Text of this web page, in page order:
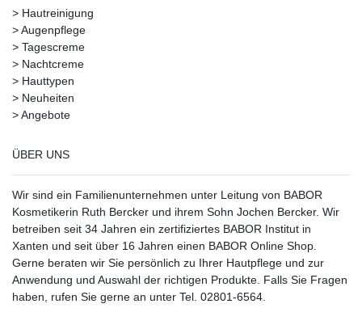
> Hautreinigung
>Augenpflege
> Tagescreme
> Nachtcreme
> Hauttypen
> Neuheiten
>Angebote
ÜBER UNS
Wir sind ein Familienunternehmen unter Leitung von BABOR
Kosmetikerin Ruth Bercker und ihrem Sohn Jochen Bercker. Wir
betreiben seit 34 Jahren ein zertifiziertes BABOR Institut in
Xanten und seit über 16 Jahren einen BABOR Online Shop.
Gerne beraten wir Sie persönlich zu Ihrer Hautpflege und zur
Anwendung und Auswahl der richtigen Produkte. Falls Sie Fragen
haben, rufen Sie gerne an unter Tel. 02801-6564.